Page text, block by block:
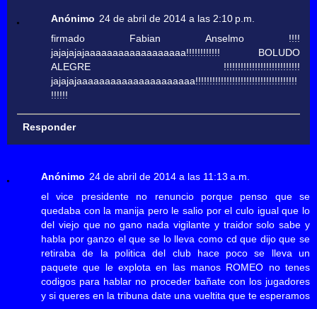
Anónimo 24 de abril de 2014 a las 2:10 p.m.
firmado Fabian Anselmo !!!!
jajajajajaaaaaaaaaaaaaaaaaa!!!!!!!!!!!! BOLUDO
ALEGRE !!!!!!!!!!!!!!!!!!!!!!!!!!!
jajajajaaaaaaaaaaaaaaaaaaaaa!!!!!!!!!!!!!!!!!!!!!!!!!!!!!!!!!!!!
!!!!!!
Responder
Anónimo 24 de abril de 2014 a las 11:13 a.m.
el vice presidente no renuncio porque penso que se
quedaba con la manija pero le salio por el culo igual que lo
del viejo que no gano nada vigilante y traidor solo sabe y
habla por ganzo el que se lo lleva como cd que dijo que se
retiraba de la politica del club hace poco se lleva un
paquete que le explota en las manos ROMEO no tenes
codigos para hablar no proceder bañate con los jugadores
y si queres en la tribuna date una vueltita que te esperamos